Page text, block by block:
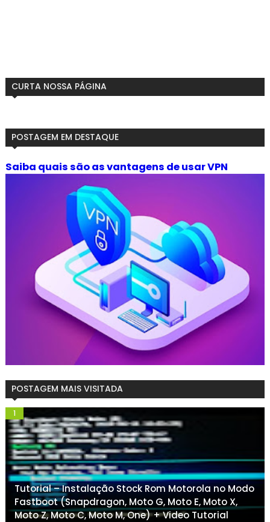
CURTA NOSSA PÁGINA
POSTAGEM EM DESTAQUE
Saiba quais são as vantagens de usar VPN
POSTAGEM MAIS VISITADA
Tutorial – Instalação Stock Rom Motorola no Modo
Fastboot (Snapdragon, Moto G, Moto E, Moto X,
Moto Z, Moto C, Moto M, One) + Video Tutorial